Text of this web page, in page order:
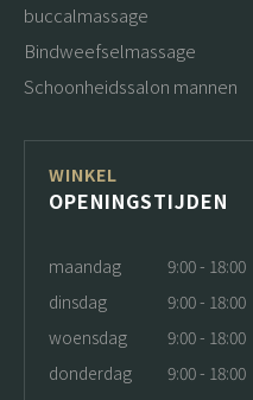
buccalmassage
Bindweefselmassage
Schoonheidssalon mannen
WINKEL
OPENINGSTIJDEN
maandag
9:00 - 18:00
dinsdag
9:00 - 18:00
woensdag
9:00 - 18:00
donderdag
9:00 - 18:00